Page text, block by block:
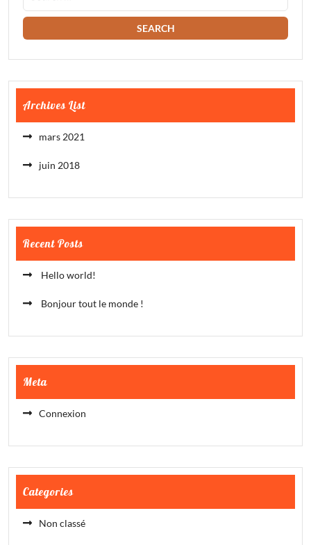
Archives List
mars 2021
juin 2018
Recent Posts
Hello world!
Bonjour tout le monde !
Meta
Connexion
Categories
Non classé